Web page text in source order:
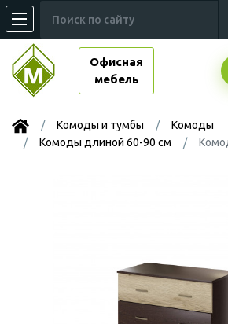
Офисная
мебель
Комоды и тумбы
Комоды
Комоды длиной 60-90 см